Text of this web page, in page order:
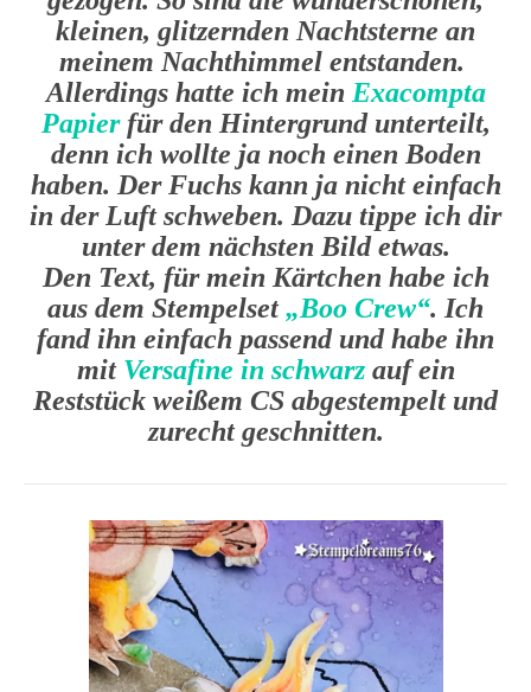
kleinen, glitzernden Nachtsterne an
meinem Nachthimmel entstanden.
Allerdings hatte ich mein Exacompta
Papierfür den Hintergrund unterteilt,
denn ich wollte ja noch einen Boden
haben. Der Fuchs kann ja nicht einfach
in der Luft schweben. Dazu tippe ich dir
unter dem nächsten Bild etwas.
Den Text, für mein Kärtchen habe ich
aus dem Stempelset„Boo Crew“. Ich
fand ihn einfach passend und habe ihn
mit Versafine in schwarzauf ein
Reststück weißem CS abgestempelt und
zurecht geschnitten.